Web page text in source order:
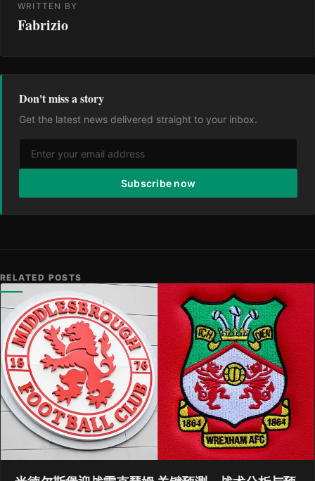
WRITTEN BY
Fabrizio
Don't miss a story
Get the latest news delivered straight to your inbox.
Subscribe now
RELATED POSTS